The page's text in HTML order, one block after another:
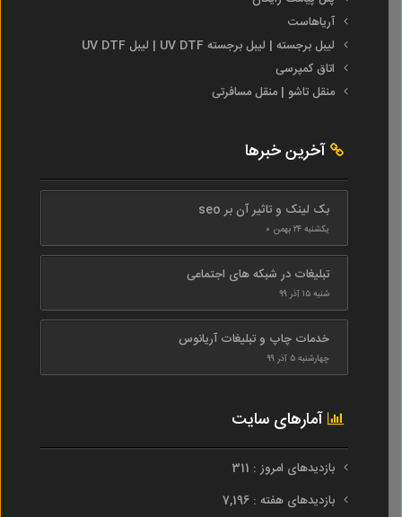
آریاهاست
لیبل برجسته | لیبل برجسته UV DTF | لیبل UV DTF
اتاق کمپرسی
منقل تاشو | منقل مسافرتی
آخرین خبرها
بک لینک و تاثیر آن بر seo
یکشنبه ۲۴ بهمن ۰
تبلیغات در شبکه های اجتماعی
شنبه ۱۵ آذر ۹۹
خدمات چاپ و تبلیغات آریانوس
چهارشنبه ۵ آذر ۹۹
آمارهای سایت
بازدیدهای امروز : 311
بازدیدهای هفته : 7,196